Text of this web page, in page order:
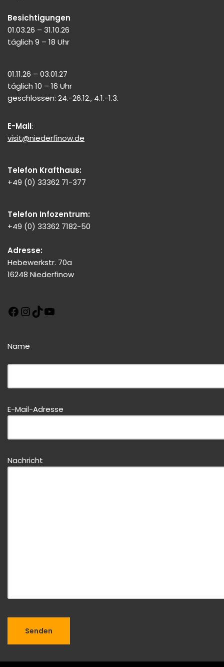
Besichtigungen
01.03.26 – 31.10.26
täglich 9 – 18 Uhr
01.11.26 – 03.01.27
täglich 10 – 16 Uhr
geschlossen: 24.-26.12., 4.1.-1.3.
E-Mail:
visit@niederfinow.de
Telefon Krafthaus:
+49 (0) 33362 71-377
Telefon Infozentrum:
+49 (0) 33362 7182-50
Adresse:
Hebewerkstr. 70a
16248 Niederfinow
Name
Bitte dieses Feld leer lassen!
E-Mail-Adresse
Nachricht